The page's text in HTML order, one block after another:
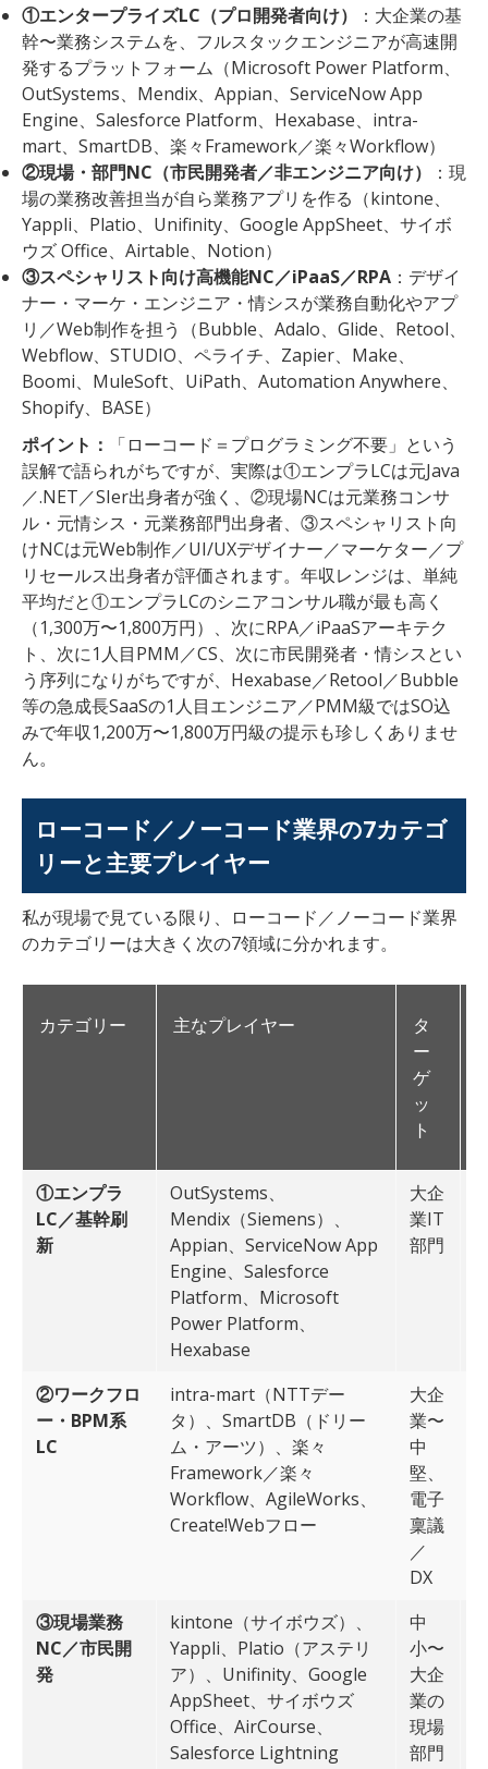
①エンタープライズLC（プロ開発者向け）
：大企業の基
幹〜業務システムを、フルスタックエンジニアが高速開
発するプラットフォーム（Microsoft Power Platform、
OutSystems、Mendix、Appian、ServiceNow App
Engine、Salesforce Platform、Hexabase、intra-
mart、SmartDB、楽々Framework／楽々Workflow）
②現場・部門NC（市民開発者／非エンジニア向け）
：現
場の業務改善担当が自ら業務アプリを作る（kintone、
Yappli、Platio、Unifinity、Google AppSheet、サイボ
ウズ Office、Airtable、Notion）
③スペシャリスト向け高機能NC／iPaaS／RPA ：デザイ
ナー・マーケ・エンジニア・情シスが業務自動化やアプ
リ／Web制作を担う（Bubble、Adalo、Glide、Retool、
Webflow、STUDIO、ペライチ、Zapier、Make、
Boomi、MuleSoft、UiPath、Automation Anywhere、
Shopify、BASE）
ポイント：
「ローコード＝プログラミング不要」という
誤解で語られがちですが、実際は①エンプラLCは元Java
／.NET／SIer出身者が強く、②現場NCは元業務コンサ
ル・元情シス・元業務部門出身者、③スペシャリスト向
けNCは元Web制作／UI/UXデザイナー／マーケター／プ
リセールス出身者が評価されます。年収レンジは、単純
平均だと①エンプラLCのシニアコンサル職が最も高く
（1,300万〜1,800万円）、次にRPA／iPaaSアーキテク
ト、次に1人目PMM／CS、次に市民開発者・情シスとい
う序列になりがちですが、Hexabase／Retool／Bubble
等の急成長SaaSの1人目エンジニア／PMM級ではSO込
みで年収1,200万〜1,800万円級の提示も珍しくありませ
ん。
ローコード／ノーコード業界の7カテゴ
リーと主要プレイヤー
私が現場で見ている限り、ローコード／ノーコード業界
のカテゴリーは大きく次の7領域に分かれます。
カテゴリー 主なプレイヤー
タ
ー
ゲ
ッ
ト
①エンプラ
LC／基幹刷
新
OutSystems、
Mendix（Siemens）、
Appian、ServiceNow App
Engine、Salesforce
Platform、Microsoft
Power Platform、
Hexabase
大企
業IT
部門
②ワークフロ
ー・BPM系
LC
intra-mart（NTTデー
タ）、SmartDB（ドリー
ム・アーツ）、楽々
Framework／楽々
Workflow、AgileWorks、
Create!Webフロー
大企
業〜
中
堅、
電子
稟議
／
DX
③現場業務
NC／市民開
発
kintone（サイボウズ）、
Yappli、Platio（アステリ
ア）、Unifinity、Google
AppSheet、サイボウズ
Office、AirCourse、
Salesforce Lightning
中
小〜
大企
業の
現場
部門